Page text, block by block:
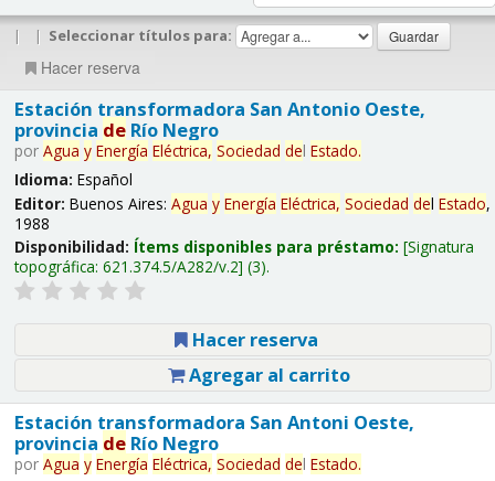
| | Seleccionar títulos para:
Hacer reserva
Estación transformadora San Antonio Oeste,
provincia deRío Negro
por Agua y Energía Eléctrica, Sociedad del Estado.
Idioma: Español
Editor: Buenos Aires: Agua y Energía Eléctrica, Sociedad del Estado,
1988
Disponibilidad: Ítems disponibles para préstamo: Signatura
topográfica: 621.374.5/A282/v.2 (3).
Hacer reserva
Agregar al carrito
Estación transformadora San Antoni Oeste,
provincia deRío Negro
por Agua y Energía Eléctrica, Sociedad del Estado.